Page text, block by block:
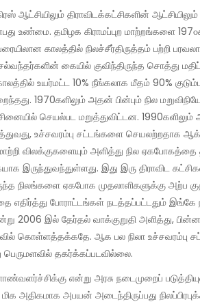
உண்மை. தமிழக கிராமப்புற மாற்றங்களை
காலத்தில் நிலச்சீர்திருத்தம் பற்றி
கையில் குவிந்திருந்த சொத்து
உயர்மட்ட 10% நீங்கலாக மீதம் 90%
1970களிலும் அதன் பின்பும் நில
செயல்பட மறுத்துவிட்டன.
உச்சவரம்பு சட்டங்களை செயலற்றதாக
விலக்குகளையும் அளித்து நில
இருந்துவந்துள்ளது. இது இரு திராவிட
நிலங்களை ஏகபோக முதலாளிகளுக்கு அற்ப
எதிர்த்து போராட்டங்கள் நடத்தப்பட்டதும்
2006 இல் தேர்தல் வாக்குறுதி அளித்து,
கொள்ளத்தக்கதே. ஆக பல நிலா உச்சவரம்பு
தகர்க்கப்படவில்லை.
அதிகமாக அபயன் அடைந்திருப்பது